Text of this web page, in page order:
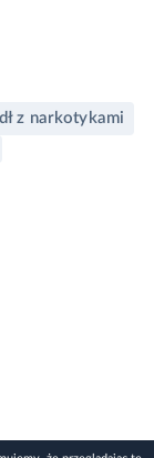
z narkotykami